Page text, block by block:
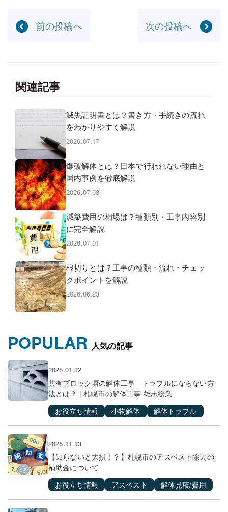
前の投稿へ 次の投稿へ
関連記事
滅失証明書とは？書き方・手続きの流れ
をわかりやすく解説
2026.07.17
爆破解体とは？日本で行われない理由と
国内事例を徹底解説
2026.07.08
減築費用の相場は？種類別・工事内容別
に完全解説
2026.07.01
根切りとは？工事の種類・流れ・チェッ
クポイントを解説
2026.06.23
POPULAR 人気の記事
2025.01.22
共有ブロック塀の解体工事 トラブルにならない方
法とは？ | 札幌市の解体工事 雄志総業
お役立ち情報
小物解体 解体トラブル
2025.11.13
【知らないと大損！？】札幌市のアスベスト除去の
補助金について
お役立ち情報
アスベスト 解体見積/費用